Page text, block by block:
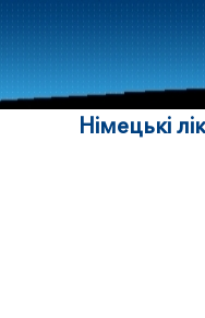
Німецькі